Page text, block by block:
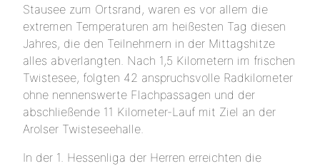
Stausee zum Ortsrand, waren es vor allem die
extremen Temperaturen am heißesten Tag diesen
Jahres, die den Teilnehmern in der Mittagshitze
alles abverlangten. Nach 1,5 Kilometern im frischen
Twistesee, folgten 42 anspruchsvolle Radkilometer
ohne nennenswerte Flachpassagen und der
abschließende 11 Kilometer-Lauf mit Ziel an der
Arolser Twisteseehalle.
In der 1. Hessenliga der Herren erreichten die